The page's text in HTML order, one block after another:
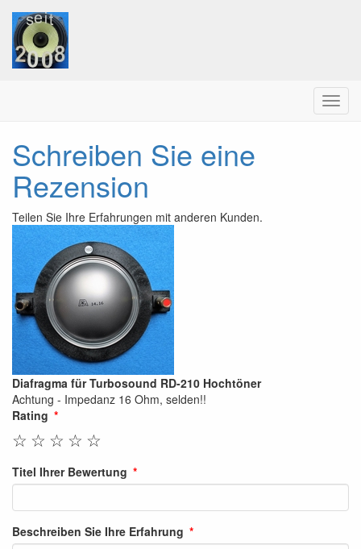
Menu
Schreiben Sie eine
Rezension
Teilen Sie Ihre Erfahrungen mit anderen Kunden.
Diafragma für Turbosound RD-210 Hochtöner
Achtung - Impedanz 16 Ohm, selden!!
Rating
☆
☆
☆
☆
☆
Titel Ihrer Bewertung
Beschreiben Sie Ihre Erfahrung